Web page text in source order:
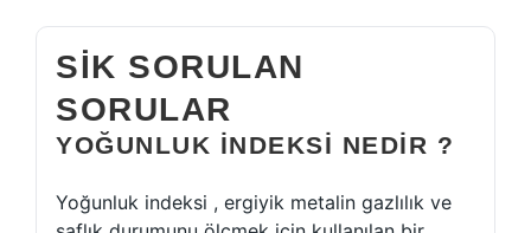
SIK SORULAN
SORULAR
YOĞUNLUK INDEKSI NEDIR ?
Yoğunluk indeksi , ergiyik metalin gazlılık ve